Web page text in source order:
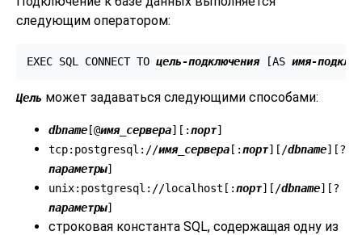
следующим оператором:
EXEC SQL CONNECT TO цель-подключения [AS имя-
Цель может задаваться следующими способами:
dbname [@имя_сервера][ :порт]
tcp:postgresql://имя_сервера [ :порт][ /dbname][?
параметры]
unix:postgresql://localhost[ :порт][ /dbname][?
параметры]
строковая константа SQL, содержащая одну из